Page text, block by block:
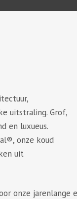
uitstraling. Grof,
en luxueus.
onze koud
uit
onze jarenlange